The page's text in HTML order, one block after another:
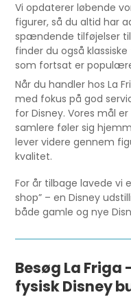
Vi opdaterer løbende
figurer, så du altid har
spændende tilføjelser
finder du også
som fortsat er
Når du handler hos La
med fokus på god
for Disney. Vores mål
samlere føler sig
lever videre gennem
kvalitet.
For år tilbage lavede vi
shop” – en Disney
både gamle og nye
Besøg La Friga
fysisk Disney